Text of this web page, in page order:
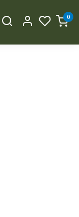
0